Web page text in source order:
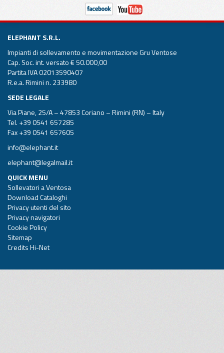
ELEPHANT S.R.L.
Impianti di sollevamento e movimentazione Gru Ventose
Cap. Soc. int. versato € 50.000,00
Partita IVA 02013590407
R.e.a. Rimini n. 233980
SEDE LEGALE
Via Piane, 25/A – 47853 Coriano – Rimini (RN) – Italy
Tel. +39 0541 657285
Fax +39 0541 657605
info@elephant.it
elephant@legalmail.it
QUICK MENU
Sollevatori a Ventosa
Download Cataloghi
Privacy utenti del sito
Privacy navigatori
Cookie Policy
Sitemap
Credits Hi-Net